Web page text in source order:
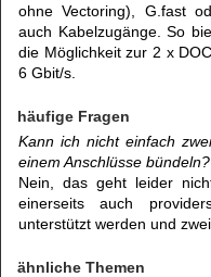
ohne Vectoring), G.fast
auch Kabelzugänge. So
die Möglichkeit zur 2 x
6 Gbit/s.
häufige Fragen
Kann ich nicht einfach
einem Anschlüsse bündeln?
Nein, das geht leider
einerseits auch
unterstützt werden und
ähnliche Themen